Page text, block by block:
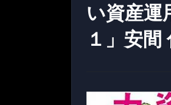
い資産
１」安